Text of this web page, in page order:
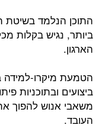
התוכן הנלמד בשיטת
ביותר, נגיש בקלות
הארגון.
הטמעת מיקרו-למידה
ביצועים ובתוכניות
משאבי אנוש להפוך
העובד.